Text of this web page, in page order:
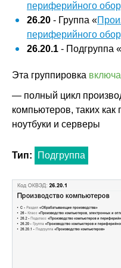
периферийного
26.20 - Группа «
периферийного
26.20.1 - Подгруппа
Эта группировка
— полный цикл
компьютеров, таких
ноутбуки и серверы
Тип: Подгруппа